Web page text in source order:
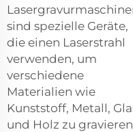
sind spezielle Geräte,
die einen Laserstrahl
verwenden, um
verschiedene
Materialien wie
Kunststoff, Metall,
und Holz zu